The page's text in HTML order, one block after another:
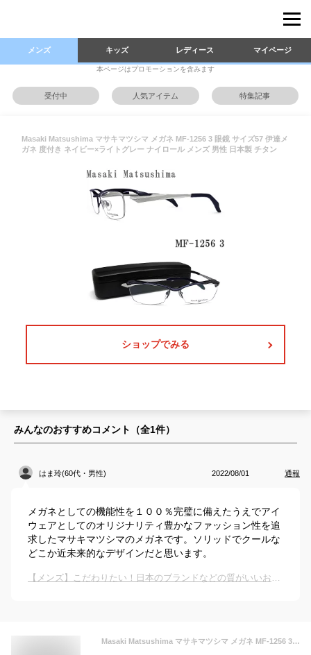
メンズ キッズ レディース マイページ
本ページはプロモーションを含みます
受付中 人気アイテム 特集記事
Masaki Matsushima マサキマツシマ メガネ MF-1256 3 眼鏡 サイズ57 伊達メ
ガネ 度付き ネイビー×ライトグレー ナイロール メンズ 男性 日本製 チタン
ショップでみる
みんなのおすすめコメント（全1件）
はま玲(60代・男性) 2022/08/01 通報
メガネとしての機能性を１００％完璧に備えたうえでアイ
ウェアとしてのオリジナリティ豊かなファッション性を追
求したマサキマツシマのメガネです。ソリッドでクールな
どこか近未来的なデザインだと思います。
【メンズ】こだわりたい！日本のブランドなどの質がいいおしゃれなメガネを教えてください！
Masaki Matsushima マサキマツシマ メガネ MF-1256 3 眼鏡 サイズ57 伊達メガネ 度付き ネイビー×ライトグレー ナイロール メンズ 男性 日本製 チタン